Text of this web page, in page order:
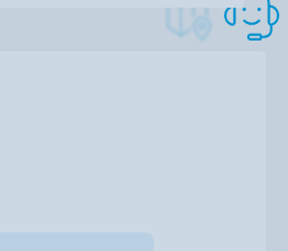
s personalem,ze chci 4
celou rodinu.Jme meli all Inclusive
zoubkami byli zbytky osochleho
dodavali
presne k zacatku
prijdes pozdej ne budes